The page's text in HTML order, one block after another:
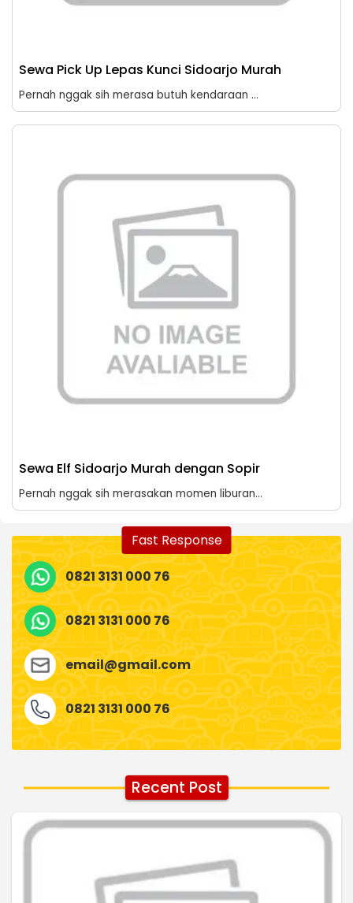
Sewa Pick Up Lepas Kunci Sidoarjo Murah
Pernah nggak sih merasa butuh kendaraan ...
Sewa Elf Sidoarjo Murah dengan Sopir
Pernah nggak sih merasakan momen liburan...
Fast Response
0821 3131 000 76
0821 3131 000 76
email@gmail.com
0821 3131 000 76
Recent Post